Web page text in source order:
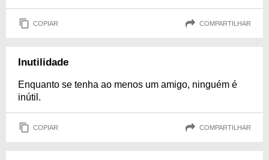
COPIAR COMPARTILHAR
Inutilidade
Enquanto se tenha ao menos um amigo, ninguém é
inútil.
COPIAR COMPARTILHAR